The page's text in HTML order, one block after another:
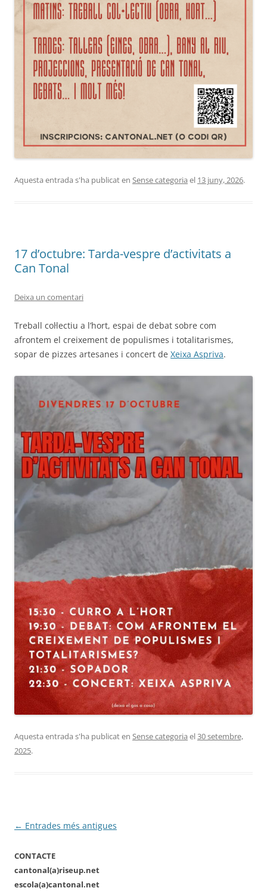
Aquesta entrada s'ha publicat en Sense categoria el 13 juny, 2026.
17 d’octubre: Tarda-vespre d’activitats a
Can Tonal
Deixa un comentari
Treball col·lectiu a l’hort, espai de debat sobre com
afrontem el creixement de populismes i totalitarismes,
sopar de pizzes artesanes i concert de Xeixa Aspriva.
Aquesta entrada s'ha publicat en Sense categoria el30 setembre,
2025.
Navegació
les
entrades
← Entrades més antigues
CONTACTE
cantonal(a)riseup.net
escola(a)cantonal.net